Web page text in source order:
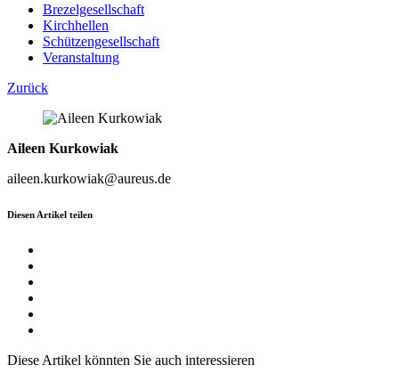
Brezelgesellschaft
Kirchhellen
Schützengesellschaft
Veranstaltung
Zurück
Aileen Kurkowiak
aileen.kurkowiak@aureus.de
Diesen Artikel teilen
Diese Artikel könnten Sie auch interessieren